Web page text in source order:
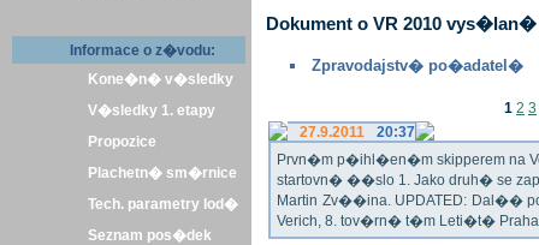
Informace o z�vodu:
Kone�n� v�sledky
V�sledky 1. etapy
Propozice
Plachetn� sm�rnice
Tech. parametry lod�
Seznam pos�dek
Dokument o VR 2010
Zpravodajstv� po�adatel�
1 2 3
27.9.2011
20:37
Prvn�m p�ihl�en�m skipperem na
startovn� ��slo 1. Jako druh� se
Martin Zv��ina. UPDATED: Dal��
Verich, 8. tov�rn� t�m Leti�t� Praha